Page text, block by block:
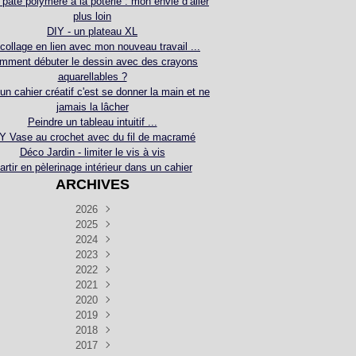
plus loin
DIY - un plateau XL
en lien avec mon nouveau travail ...
débuter le dessin avec des crayons
aquarellables ?
cahier créatif c'est se donner la main et ne
jamais la lâcher
Peindre un tableau intuitif ...
Vase au crochet avec du fil de macramé
Déco Jardin - limiter le vis à vis
en pèlerinage intérieur dans un cahier
ARCHIVES
2026
Juillet(5)
Juin
(4)
Mai
(3)
Avril
(3)
Mars
(3)
Janvier(1)
2025
Décembre
Novembre
Octobre
Septembre
Août
(1)
Juillet(2)
Juin
(1)
Mai
(1)
2024
Décembre
Novembre
Octobre
Septembre
Août
(2)
Juillet(4)
Juin
(4)
2023
Décembre
Novembre
Octobre
Septembre
Août
(2)
Juillet(1)
2022
Décembre
Novembre
Octobre
Septembre
Août
(4)
2021
Décembre
Novembre
Septembre
Août
(2)
2020
Décembre
Novembre
Octobre
2019
Décembre
Novembre
2018
Décembre
2017